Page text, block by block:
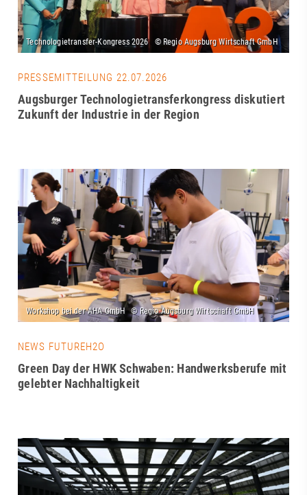
PRESSEMITTEILUNG 22.07.2026
Augsburger Technologietransferkongress diskutiert
Zukunft der Industrie in der Region
NEWS FUTUREH2O
Green Day der HWK Schwaben: Handwerksberufe mit
gelebter Nachhaltigkeit